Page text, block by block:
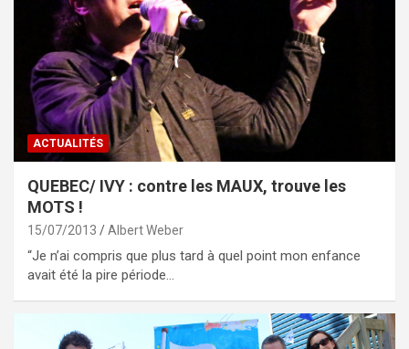
ACTUALITÉS
QUEBEC/ IVY : contre les MAUX, trouve les
MOTS !
15/07/2013 Albert Weber
“Je n’ai compris que plus tard à quel point mon enfance
avait été la pire période…